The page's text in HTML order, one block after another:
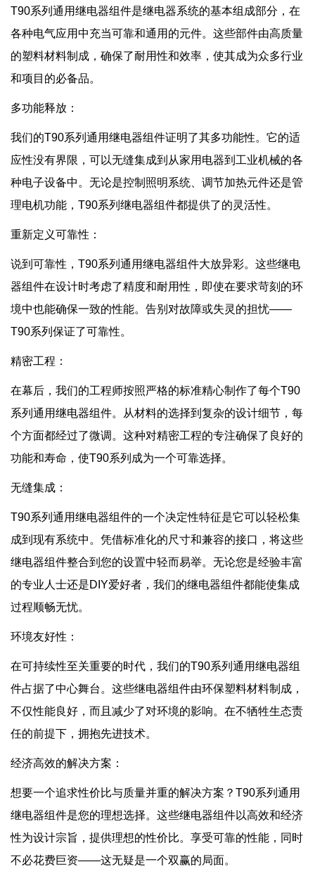
T90系列通用继电器组件是继电器系统的基本组成部分，在
各种电气应用中充当可靠和通用的元件。这些部件由高质量
的塑料材料制成，确保了耐用性和效率，使其成为众多行业
和项目的必备品。
多功能释放：
我们的T90系列通用继电器组件证明了其多功能性。它的适
应性没有界限，可以无缝集成到从家用电器到工业机械的各
种电子设备中。无论是控制照明系统、调节加热元件还是管
理电机功能，T90系列继电器组件都提供了的灵活性。
重新定义可靠性：
说到可靠性，T90系列通用继电器组件大放异彩。这些继电
器组件在设计时考虑了精度和耐用性，即使在要求苛刻的环
境中也能确保一致的性能。告别对故障或失灵的担忧——
T90系列保证了可靠性。
精密工程：
在幕后，我们的工程师按照严格的标准精心制作了每个T90
系列通用继电器组件。从材料的选择到复杂的设计细节，每
个方面都经过了微调。这种对精密工程的专注确保了良好的
功能和寿命，使T90系列成为一个可靠选择。
无缝集成：
T90系列通用继电器组件的一个决定性特征是它可以轻松集
成到现有系统中。凭借标准化的尺寸和兼容的接口，将这些
继电器组件整合到您的设置中轻而易举。无论您是经验丰富
的专业人士还是DIY爱好者，我们的继电器组件都能使集成
过程顺畅无忧。
环境友好性：
在可持续性至关重要的时代，我们的T90系列通用继电器组
件占据了中心舞台。这些继电器组件由环保塑料材料制成，
不仅性能良好，而且减少了对环境的影响。在不牺牲生态责
任的前提下，拥抱先进技术。
经济高效的解决方案：
想要一个追求性价比与质量并重的解决方案？T90系列通用
继电器组件是您的理想选择。这些继电器组件以高效和经济
性为设计宗旨，提供理想的性价比。享受可靠的性能，同时
不必花费巨资——这无疑是一个双赢的局面。